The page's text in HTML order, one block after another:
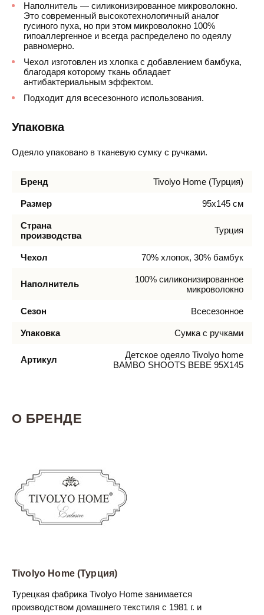
Наполнитель — силиконизированное микроволокно.
Это современный высокотехнологичный аналог
гусиного пуха, но при этом микроволокно 100%
гипоаллергенное и всегда распределено по одеялу
равномерно.
Чехол изготовлен из хлопка с добавлением бамбука,
благодаря которому ткань обладает
антибактериальным эффектом.
Подходит для всесезонного использования.
Упаковка
Одеяло упаковано в тканевую сумку с ручками.
Бренд Tivolyo Home (Турция)
Размер 95х145 см
Страна
производства
Турция
Чехол 70% хлопок, 30% бамбук
Наполнитель
100% силиконизированное
микроволокно
Сезон Всесезонное
Упаковка Сумка с ручками
Артикул
Детское одеяло Tivolyo home
BAMBO SHOOTS BEBE 95X145
О БРЕНДЕ
Tivolyo Home (Турция)
Турецкая фабрика Tivolyo Home занимается
производством домашнего текстиля с 1981 г. и